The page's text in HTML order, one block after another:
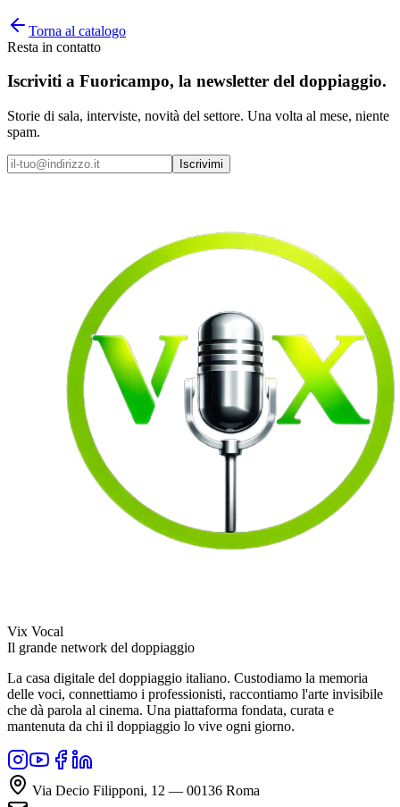
Torna al catalogo
Resta in contatto
Iscriviti a Fuoricampo, la newsletter del doppiaggio.
Storie di sala, interviste, novità del settore. Una volta al mese, niente
spam.
Iscrivimi
Vix Vocal
Il grande network del doppiaggio
La casa digitale del doppiaggio italiano. Custodiamo la memoria
delle voci, connettiamo i professionisti, raccontiamo l'arte invisibile
che dà parola al cinema. Una piattaforma fondata, curata e
mantenuta da chi il doppiaggio lo vive ogni giorno.
Via Decio Filipponi, 12 — 00136 Roma